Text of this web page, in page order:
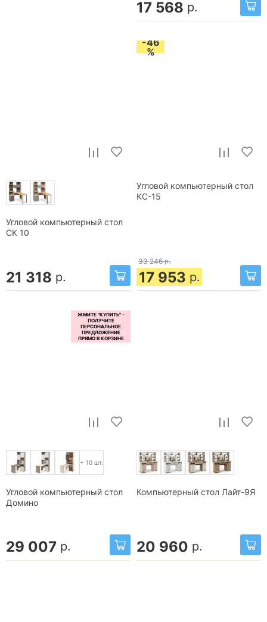
17 568 р.
Угловой компьютерный стол
СК 10
21 318 р.
-46
%
Угловой компьютерный стол
КС-15
33 246 р.
17 953 р.
+ 10 шт.
Угловой компьютерный стол
Домино
29 007 р.
Компьютерный стол Лайт-9Я
20 960 р.